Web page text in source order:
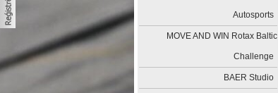
Autosports
MOVE AND WIN Rotax Baltic
Challenge
BAER Studio